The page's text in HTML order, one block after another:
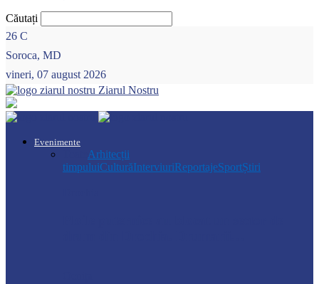
Căutați
26 C
Soroca, MD
vineri, 07 august 2026
Ziarul Nostru
Evenimente
Arhitecții
timpuluiCulturăInterviuriReportajeSportȘtiri